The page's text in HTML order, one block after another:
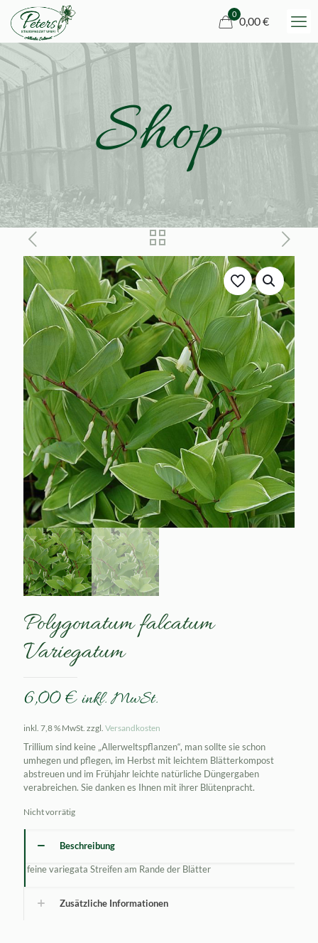
0
0,00 €
Shop
Polygonatum falcatum
Variegatum
6,00€ inkl. MwSt.
inkl. 7,8 % MwSt. zzgl. Versandkosten
Trillium sind keine „Allerweltspflanzen“, man sollte sie schon
umhegen und pflegen, im Herbst mit leichtem Blätterkompost
abstreuen und im Frühjahr leichte natürliche Düngergaben
verabreichen. Sie danken es Ihnen mit ihrer Blütenpracht.
Nicht vorrätig
Beschreibung
feine variegata Streifen am Rande der Blätter
Zusätzliche Informationen